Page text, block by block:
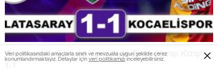
Galatasaray Evinde Yara Aldı! Zirve Yarışı Kızıştı:
Veri politikasındaki amaçlarla sınırlı ve mevzuata uygun şekilde çerez
konumlandırmaktayız. Detaylar için veri politikamızı inceleyebilirsiniz.